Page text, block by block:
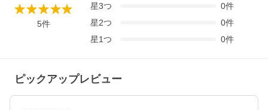
5件
星3つ 0件
星2つ 0件
星1つ 0件
ピックアップレビュー